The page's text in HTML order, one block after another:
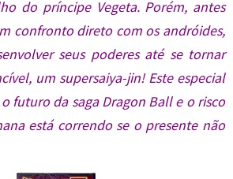
do príncipe Vegeta. Porém, antes
confronto direto com os andróides,
seus poderes até se tornar
um supersaiya-jin! Este especial
futuro da saga Dragon Ball e o risco
está correndo se o presente não